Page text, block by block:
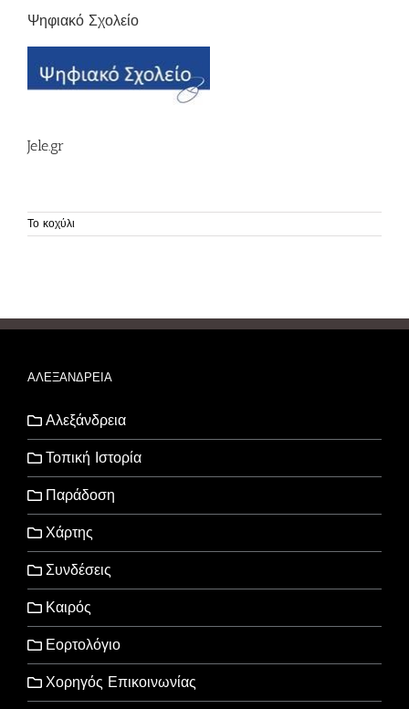
Ψηφιακό Σχολείο
Jele.gr
Το κοχύλι
ΑΛΕΞΑΝΔΡΕΙΑ
Αλεξάνδρεια
Τοπική Ιστορία
Παράδοση
Χάρτης
Συνδέσεις
Καιρός
Εορτολόγιο
Χορηγός Επικοινωνίας